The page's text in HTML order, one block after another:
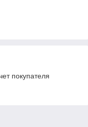
покупателя